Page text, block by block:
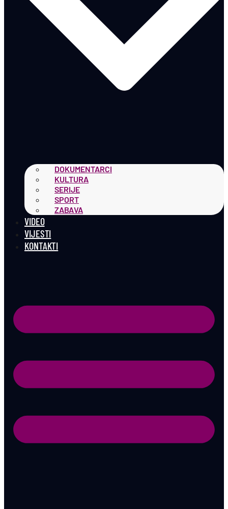
DOKUMENTARCI
KULTURA
SERIJE
SPORT
ZABAVA
VIDEO
VIJESTI
KONTAKTI